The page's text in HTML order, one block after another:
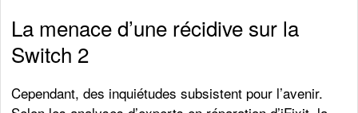
La menace d’une récidive sur la
Switch 2
Cependant, des inquiétudes subsistent pour l’avenir.